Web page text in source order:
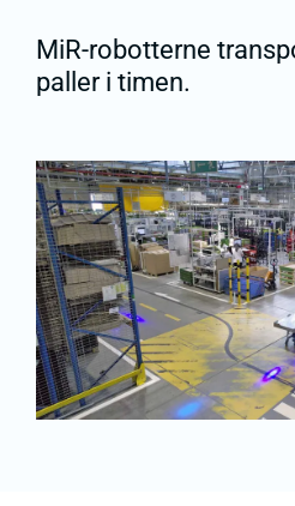
MiR-robotterne
paller i timen.